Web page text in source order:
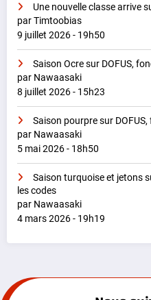
Une nouvelle classe arrive
par Timtoobias
9 juillet 2026 - 19h50
Saison Ocre sur DOFUS,
par Nawaasaki
8 juillet 2026 - 15h23
Saison pourpre sur
par Nawaasaki
5 mai 2026 - 18h50
Saison turquoise et jetons
les codes
par Nawaasaki
4 mars 2026 - 19h19